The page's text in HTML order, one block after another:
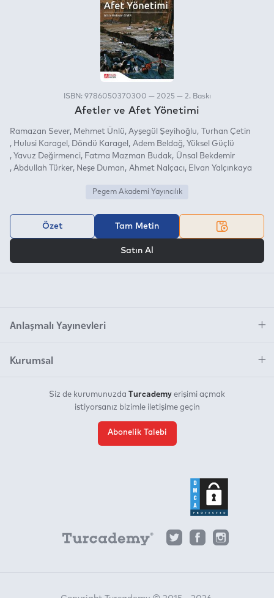
ISBN: 9786050370300 — 2025 — 2. Baskı
Afetler ve Afet Yönetimi
Ramazan Sever Mehmet Ünlü Ayşegül Şeyihoğlu
Turhan Çetin
Hulusi Karagel
Döndü Karagel Adem Beldağ
Yüksel Güçlü
Yavuz Değirmenci
Fatma Mazman Budak
Ünsal Bekdemir
Abdullah Türker
Neşe Duman Ahmet Nalçacı Elvan Yalçınkaya
Pegem Akademi Yayıncılık
Özet Tam Metin
Satın Al
Anlaşmalı Yayınevleri
Kurumsal
Siz de kurumunuzda Turcademy erişimi açmak
istiyorsanız bizimle iletişime geçin
Abonelik Talebi